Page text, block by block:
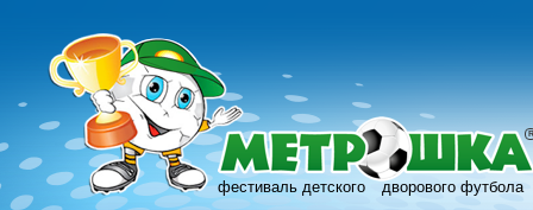
фестиваль детского дворового футбола
R